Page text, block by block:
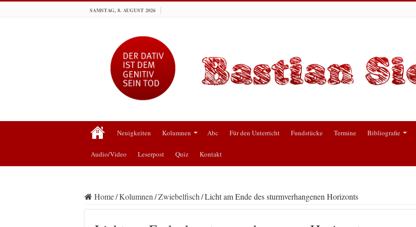
SAMSTAG, 8. AUGUST 2026
Neuigkeiten Kolumnen Abc Für den Unterricht Fundstücke Termine Bibliografie
Audio/Video Leserpost Quiz Kontakt
Home/Kolumnen/Zwiebelfisch/Licht am Ende des sturmverhangenen Horizonts